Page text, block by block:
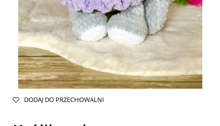
DODAJ DO PRZECHOWALNI